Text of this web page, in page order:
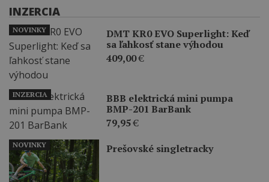
INZERCIA
DMT KR0 EVO Superlight: Keď
sa ľahkosť stane výhodou
409,00€
NOVINKY
BBB elektrická mini pumpa
BMP-201 BarBank
79,95€
INZERCIA
Prešovské singletracky
NOVINKY